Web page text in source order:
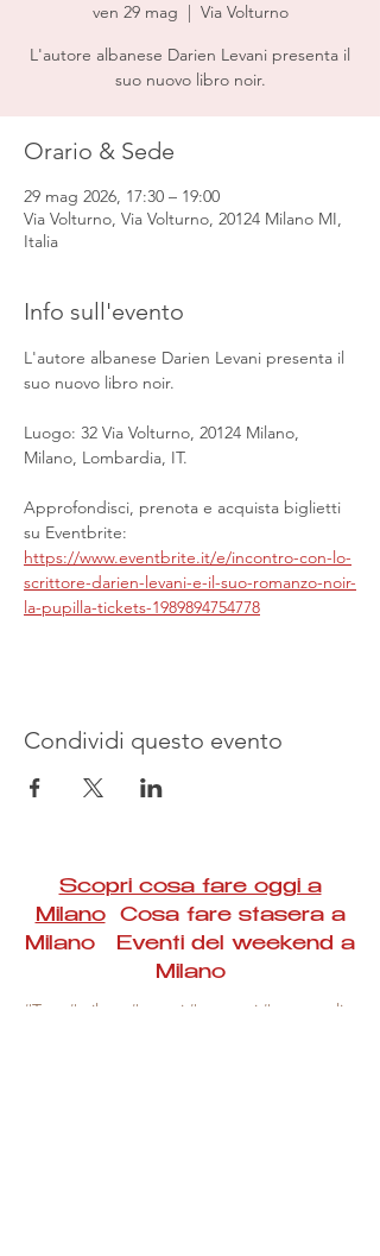
ven 29 mag
  |
Via Volturno
L'autore albanese Darien Levani presenta il
suo nuovo libro noir.
Orario & Sede
29 mag 2026, 17:30 – 19:00
Via Volturno, Via Volturno, 20124 Milano MI,
Italia
Info sull'evento
L'autore albanese Darien Levani presenta il
suo nuovo libro noir.
Luogo: 32 Via Volturno, 20124 Milano,
Milano, Lombardia, IT.
Approfondisci, prenota e acquista biglietti
su Eventbrite:
https://www.eventbrite.it/e/incontro-con-lo-
scrittore-darien-levani-e-il-suo-romanzo-noir-
la-pupilla-tickets-1989894754778
Condividi questo evento
Scopri cosa fare oggi a
MilanoCosa fare stasera a
Milano Eventi del weekend a
Milano
#Taac #milano #eventi #concerti #spettacoli